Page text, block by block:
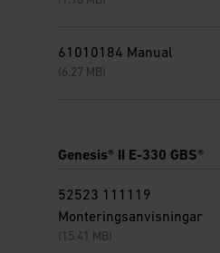
61010184 Manual
(6.27 MB)
Genesis® II E-330 GBS®
52523 111119
Monteringsanvisningar
(15.41 MB)